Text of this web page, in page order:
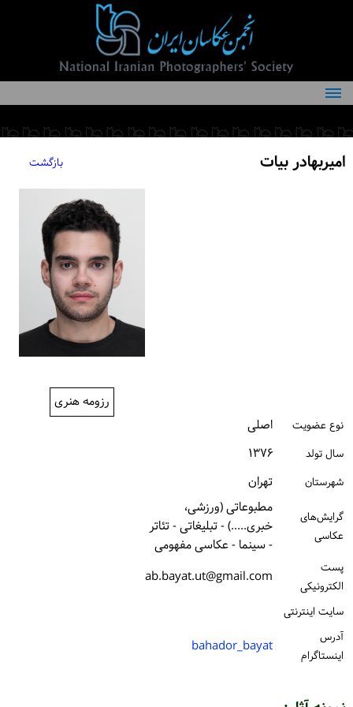
درباره انجمن
کمیته‌های انجمن
امیربهادر بیات بازگشت
رزومه هنری
نوع عضویت اصلی
سال تولد ۱۳۷۶
شهرستان تهران
گرایش‌های
عکاسی
مطبوعاتی (ورزشی،
خبری.....) - تبلیغاتی - تئاتر
- سینما - عکاسی مفهومی
پست
الكترونیكی
ab.bayat.ut@gmail.com
سایت اینترنتی
آدرس
اینستاگرام
bahador_bayat